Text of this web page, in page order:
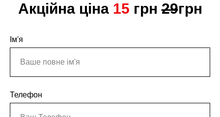
Акційна ціна 15 грн 29грн
Ім'я
Телефон